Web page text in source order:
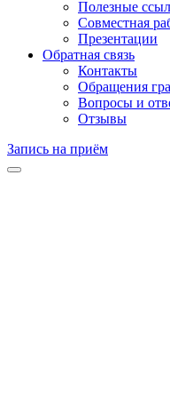
Полезные
Совместная
Презентации
Обратная связь
Контакты
Обращения
Вопросы и
Отзывы
Запись на приём